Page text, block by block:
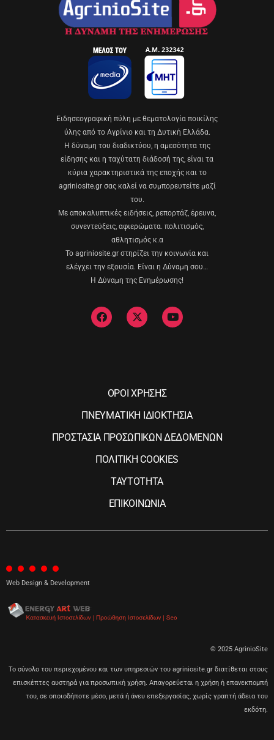
Eιδησεογραφική πύλη με θεματολογία ποικίλης
ύλης από το Αγρίνιο και τη Δυτική Ελλάδα.
Η δύναμη του διαδικτύου, η αμεσότητα της
είδησης και η ταχύτατη διάδοσή της, είναι τα
κύρια χαρακτηριστικά της εποχής και το
agriniosite.gr σας καλεί να συμπορευτείτε μαζί
του.
Με αποκαλυπτικές ειδήσεις, ρεπορτάζ, έρευνα,
συνεντεύξεις, αφιερώματα. πολιτισμός,
αθλητισμός κ.α
Το agriniosite.gr στηρίζει την κοινωνία και
ελέγχει την εξουσία. Είναι η Δύναμη σου…
Η Δύναμη της Ενημέρωσης!
ΟΡΟΙ ΧΡΗΣΗΣ
ΠΝΕΥΜΑΤΙΚΗ ΙΔΙΟΚΤΗΣΙΑ
ΠΡΟΣΤΑΣΙΑ ΠΡΟΣΩΠΙΚΩΝ ΔΕΔΟΜΕΝΩΝ
ΠΟΛΙΤΙΚΗ COOKIES
ΤΑΥΤΟΤΗΤΑ
ΕΠΙΚΟΙΝΩΝΙΑ
Web Design & Development
© 2025 AgrinioSite
Το σύνολο του περιεχομένου και των υπηρεσιών του agriniosite.gr διατίθεται στους
επισκέπτες αυστηρά για προσωπική χρήση. Απαγορεύεται η χρήση ή επανεκπομπή
του, σε οποιοδήποτε μέσο, μετά ή άνευ επεξεργασίας, χωρίς γραπτή άδεια του
εκδότη.